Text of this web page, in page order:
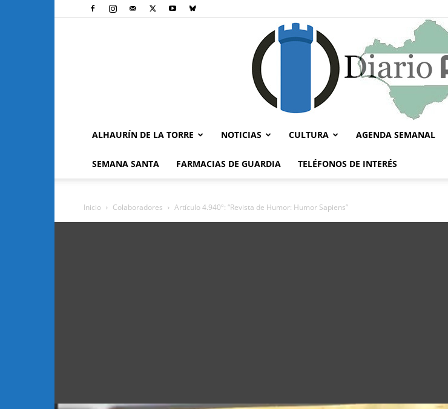
ALHAURÍN DE LA TORRE NOTICIAS CULTURA AGENDA SEMANAL
SEMANA SANTA FARMACIAS DE GUARDIA TELÉFONOS DE INTERÉS
Inicio Colaboradores Artículo 4.940º: “Revista de Humor: Humor Sapiens”